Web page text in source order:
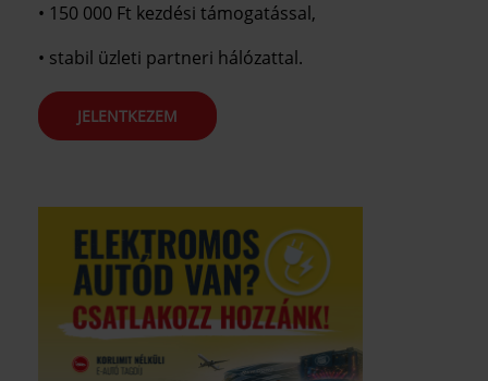
• 150 000 Ft kezdési támogatással,
• stabil üzleti partneri hálózattal.
JELENTKEZEM